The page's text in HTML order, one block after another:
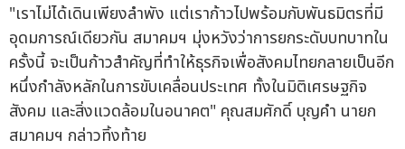
"เราไม่ได้เดินเพียงลำพัง แต่เราก้าวไปพร้อมกับพันธมิตรที่มี
อุดมการณ์เดียวกัน สมาคมฯ มุ่งหวังว่าการยกระดับบทบาทใน
ครั้งนี้ จะเป็นก้าวสำคัญที่ทำให้ธุรกิจเพื่อสังคมไทยกลายเป็นอีก
หนึ่งกำลังหลักในการขับเคลื่อนประเทศ ทั้งในมิติเศรษฐกิจ
สังคม และสิ่งแวดล้อมในอนาคต" คุณสมศักดิ์ บุญคำ นายก
สมาคมฯ กล่าวทิ้งท้าย